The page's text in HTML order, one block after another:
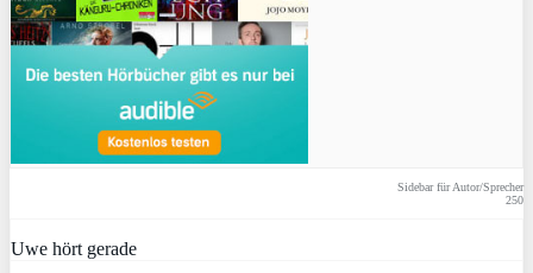
Sidebar für Autor/Sprecher
250
Uwe hört gerade